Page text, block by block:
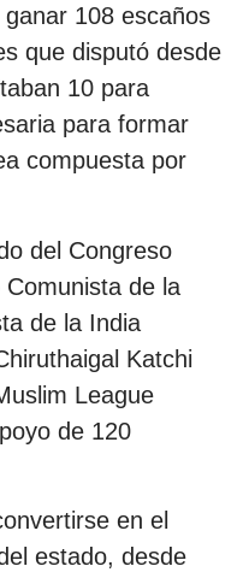
108 escaños
que disputó desde
10 para
para formar
compuesta por
del Congreso
de la
de la India
Katchi
League
de 120
en el
estado, desde